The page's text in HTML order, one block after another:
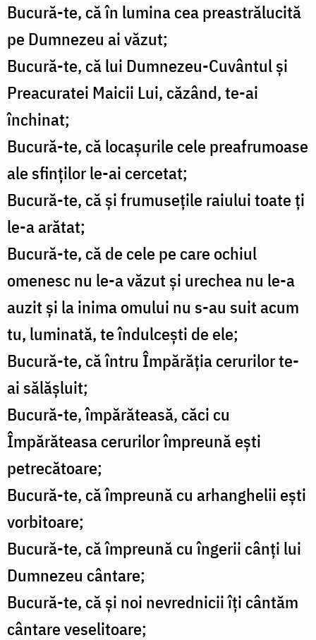
Bucură-te, că în lumina cea preastrălucită
pe Dumnezeu ai văzut;
Bucură-te, că lui Dumnezeu-Cuvântul şi
Preacuratei Maicii Lui, căzând, te-ai
închinat;
Bucură-te, că locaşurile cele preafrumoase
ale sfinţilor le-ai cercetat;
Bucură-te, că şi frumuseţile raiului toate ţi
le-a arătat;
Bucură-te, că de cele pe care ochiul
omenesc nu le-a văzut şi urechea nu le-a
auzit şi la inima omului nu s-au suit acum
tu, luminată, te îndulceşti de ele;
Bucură-te, că întru Împărăţia cerurilor te-
ai sălăşluit;
Bucură-te, împărăteasă, căci cu
Împărăteasa cerurilor împreună eşti
petrecătoare;
Bucură-te, că împreună cu arhanghelii eşti
vorbitoare;
Bucură-te, că împreună cu îngerii cânţi lui
Dumnezeu cântare;
Bucură-te, că şi noi nevrednicii îţi cântăm
cântare veselitoare;